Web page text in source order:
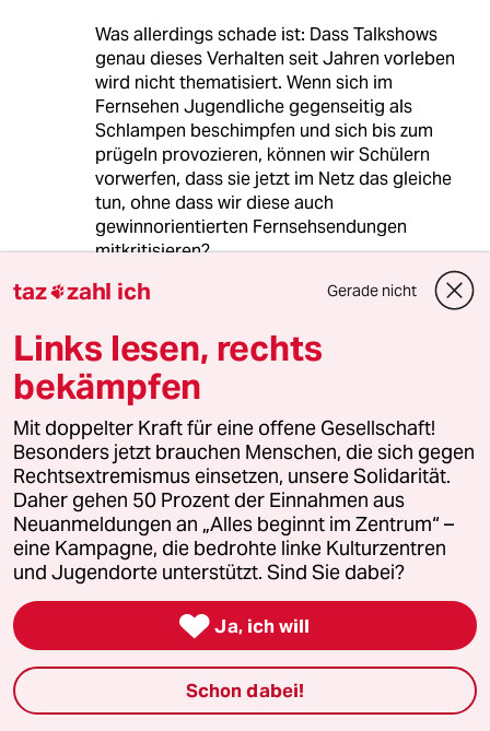
Was allerdings schade ist: Dass Talkshows
genau dieses Verhalten seit Jahren vorleben
wird nicht thematisiert. Wenn sich im
Fernsehen Jugendliche gegenseitig als
Schlampen beschimpfen und sich bis zum
prügeln provozieren, können wir Schülern
vorwerfen, dass sie jetzt im Netz das gleiche
tun, ohne dass wir diese auch
gewinnorientierten Fernsehsendungen
mitkritisieren?
iShareGossip tut nichts, das Talk Talk Talk
halt jedem eine Plattform für seine
Aggressionen bietet, nicht nur ausgewählten
Opferlämmern.
Ist die Seite deswegen harmlos? Natürlich
nicht! Sie ist unterstes Niveau und hat die
Grenze der Strafbarkeit lange überschritten.
Für die Privatsender gilt das aber auch…
Abschalten würde übrigens wirklich helfen.
Dadurch gäbe es keine zentrale Anlaufstelle
mehr, so dass die Wirkung der
Beschimpfungen stark eingeschränkt würde.
R Rearden
taz zahl ich Gerade nicht
Links lesen, rechts
bekämpfen
Mit doppelter Kraft für eine offene Gesellschaft!
Besonders jetzt brauchen Menschen, die sich gegen
Rechtsextremismus einsetzen, unsere Solidarität.
Daher gehen 50 Prozent der Einnahmen aus
Neuanmeldungen an „Alles beginnt im Zentrum“ –
eine Kampagne, die bedrohte linke Kulturzentren
und Jugendorte unterstützt. Sind Sie dabei?
 Ja, ich will
Schon dabei!